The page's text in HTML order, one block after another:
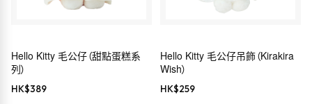
Hello Kitty 毛公仔（甜點蛋糕系
列）
HK$389
Hello Kitty 毛公仔吊飾（Kirakira
Wish）
HK$259